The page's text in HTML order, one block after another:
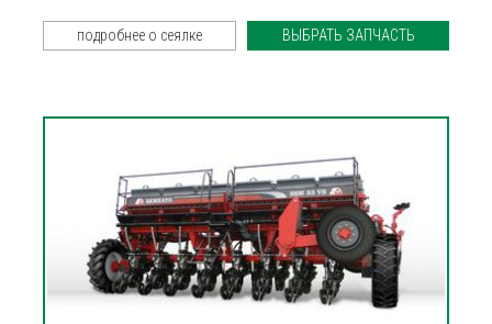
подробнее о сеялке ВЫБРАТЬ ЗАПЧАСТЬ